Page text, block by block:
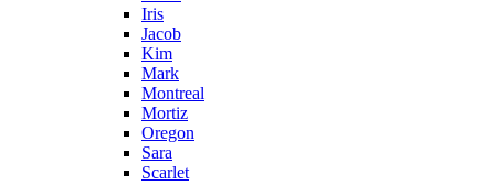
Iris
Jacob
Kim
Mark
Montreal
Mortiz
Oregon
Sara
Scarlet